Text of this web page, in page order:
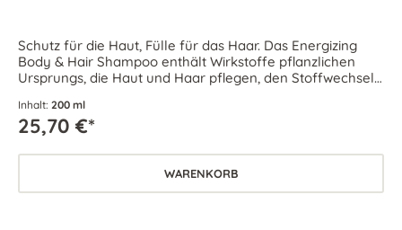
Schutz für die Haut, Fülle für das Haar. Das Energizing
Body & Hair Shampoo enthält Wirkstoffe pflanzlichen
Ursprungs, die Haut und Haar pflegen, den Stoffwechsel
Inhalt: 200 ml
25,70 €*
WARENKORB